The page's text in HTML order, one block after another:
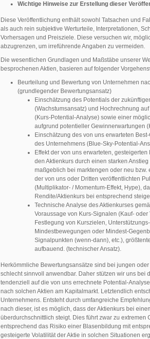
Wichtige Hinweise zur Erstellung dieser
Diese Veröffentlichung enthält sowohl Tatsachen und
als auch rein subjektive Werturteile, Interpretationen,
Vorhersagen und Preisziele. Diese versuchen wir,
abzugrenzen, um irreführende Angaben zu vermeiden.
Die wesentlichen Grundlagen und Maßstäbe unserer
besprochenen Aktien, basieren auf folgender
Beurteilung und Bewertung von Unternehmen
(grundlegender Bewertungsansatz)
Einschätzung des Potentials der
(Wachstumsansatz) und Hochrechnung
(Kurs-Potential-Analyse) sowie einer
aufgrund potentieller Gewinnerwartungen
Einschätzung des von uns erwarteten
des Unternehmens (Blue-Sky-Potential-
Effekt der von uns erwarteten,
den Aktienkurs durch einen starken
maßgeblich bei marktengen oder neu
der von uns oder Dritten veröffentlichten
(Multiplikator- / Momentum-Effekt, Hype),
Rendite/Aktienkurs bei entsprechend
Technische Analyse des Aktienkurses
Voraussage von Kurs-Signalen (Kauf-
Festlegung von Kurszielen,
Mindestbewegungen oder Mindest-
Signalpunkten (wenn-dann), etc.),
aufbauend. (technischer Ansatz).
Herkömmliche Bewertungsansätze sind bei jungen
schlecht sinnvoll anwendbar. Daher stützen wir uns bei
tendenziell auf die von uns errechnete Potential-
nach solchen Aktien am Kapitalmarkt. Letztendlich
Unternehmens. Entsteht durch umfangreiche
nach dieser, ist es möglich, dass der Aktienkurs bei
überdurchschnittlich steigt. Dies führt zwar zu extremen
entsprechend das Risiko einer Blasenbildung mit
gesteigerte Volatilität der Aktie in solchen Situationen